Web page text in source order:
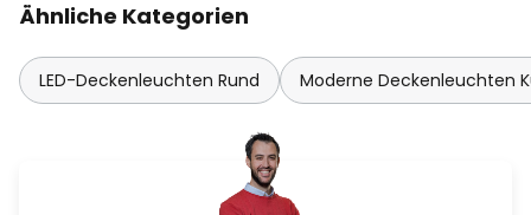
Ähnliche Kategorien
LED-Deckenleuchten Rund Moderne Deckenleuchten